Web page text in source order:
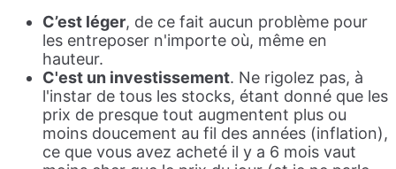
C’est léger, de ce fait aucun problème pour
les entreposer n'importe où, même en
hauteur.
C'est un investissement. Ne rigolez pas, à
l'instar de tous les stocks, étant donné que les
prix de presque tout augmentent plus ou
moins doucement au fil des années (inflation),
ce que vous avez acheté il y a 6 mois vaut